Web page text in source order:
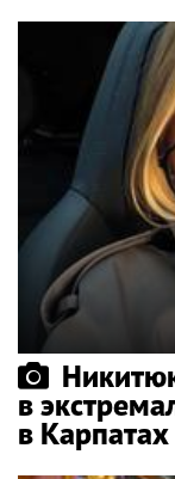
в
в Карпатах